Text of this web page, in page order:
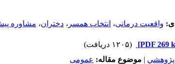
واقعیت درمانی، انتخاب همسر ، دختران، مشاوره
(۱۲۰۵ دریافت)
پژوهشي | موضوع مقاله: عمومى